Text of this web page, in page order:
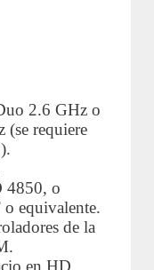
2.6 GHz o
requiere
4850, o
equivalente.
de la
en HD.